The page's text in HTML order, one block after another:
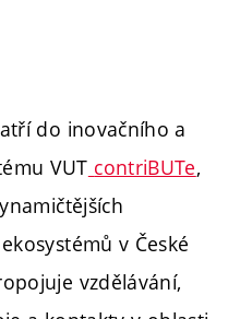
do inovačního a
VUT contriBUTe,
v České
vzdělávání,